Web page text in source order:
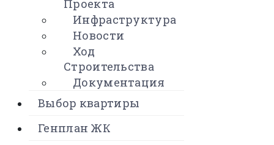
Проекта
Инфраструктура
Новости
Ход
Строительства
Документация
Выбор квартиры
Генплан ЖК